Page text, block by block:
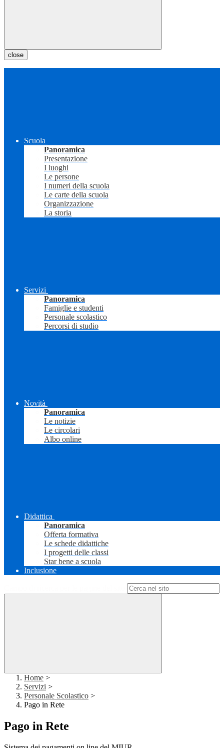
close
Scuola
Panoramica
Presentazione
I luoghi
Le persone
I numeri della scuola
Le carte della scuola
Organizzazione
La storia
Servizi
Panoramica
Famiglie e studenti
Personale scolastico
Percorsi di studio
Novità
Panoramica
Le notizie
Le circolari
Albo online
Didattica
Panoramica
Offerta formativa
Le schede didattiche
I progetti delle classi
Star bene a scuola
Inclusione
Home >
Servizi >
Personale Scolastico >
Pago in Rete
Pago in Rete